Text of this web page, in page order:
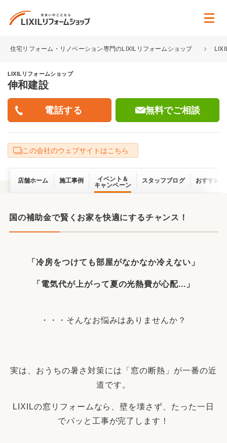
住宅リフォーム・リノベーション専門のLIXILリフォームショップ
LIXILリフォームショップ
伸和建設
無料でご相談
この会社のウェブサイトはこちら
店舗ホーム 施工事例
イベント＆
キャンペーン
スタッフブログ おすすめ
国の補助金で賢くお家を快適にするチャンス！
「冷房をつけても部屋がなかなか冷えない」
「電気代が上がって夏の光熱費が心配...」
・・・そんなお悩みはありませんか？
実は、おうちの暑さ対策には「窓の断熱」が一番の近
道です。
LIXILの窓リフォームなら、壁を壊さず、たった一日
でパッと工事が完了します！